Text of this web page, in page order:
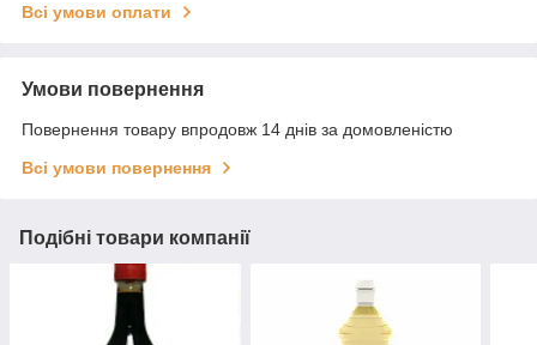
Всі умови оплати
Умови повернення
Повернення товару впродовж 14 днів за домовленістю
Всі умови повернення
Подібні товари компанії